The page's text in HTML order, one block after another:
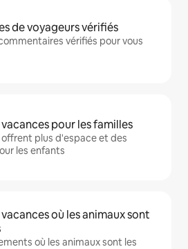
de voyageurs vérifiés
vérifiés pour vous
pour les familles
plus d'espace et des
les enfants
où les animaux sont
où les animaux sont les